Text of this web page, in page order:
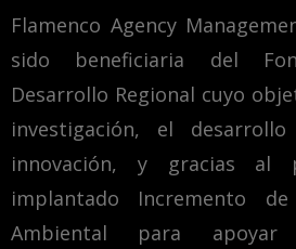
Flamenco Agency
sido beneficiaria del
Desarrollo Regional cuyo
investigación, el
innovación, y gracias al
implantado Incremento
Ambiental para